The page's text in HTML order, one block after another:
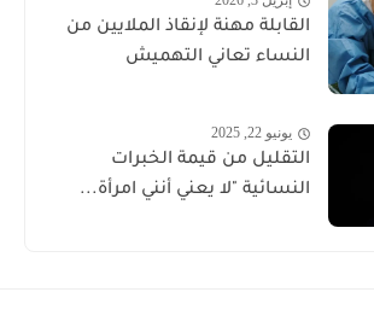
القابلة مهنة لإنقاذ الملايين من
النساء تعاني التهميش
يونيو 22, 2025
التقليل من قيمة الخبرات
النسائية "لا يعني أنني امرأة...